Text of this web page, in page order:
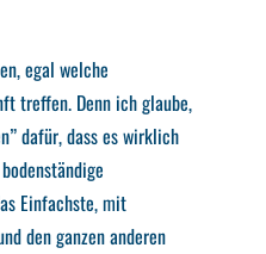
egal welche
treffen. Denn ich glaube,
dafür, dass es wirklich
Einfachste, mit
den ganzen anderen